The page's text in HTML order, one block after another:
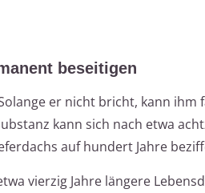
beseitigen
er nicht bricht, kann ihm
kann sich nach etwa
auf hundert Jahre
vierzig Jahre längere